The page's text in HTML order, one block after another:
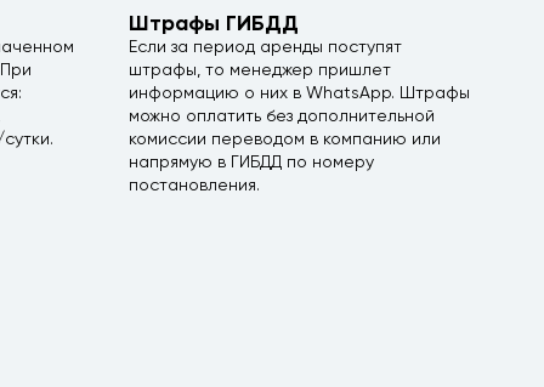
Штрафы ГИБДД
Если за период аренды поступят
штрафы, то менеджер пришлет
информацию о них в WhatsApp. Штрафы
можно оплатить без дополнительной
комиссии переводом в компанию или
напрямую в ГИБДД по номеру
постановления.